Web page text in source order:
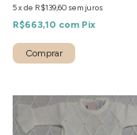
5xde R$139,60 sem juros
R$663,10 com Pix
Comprar